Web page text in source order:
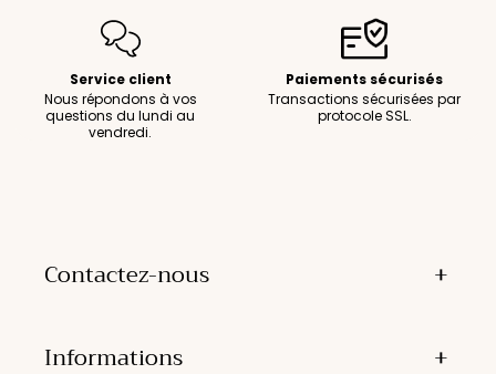
Service client
Nous répondons à vos
questions du lundi au
vendredi.
Paiements sécurisés
Transactions sécurisées par
protocole SSL.
Contactez-nous
Informations